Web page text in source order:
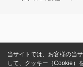
当サイトでは、お客様の当
して、クッキー（Cookie）